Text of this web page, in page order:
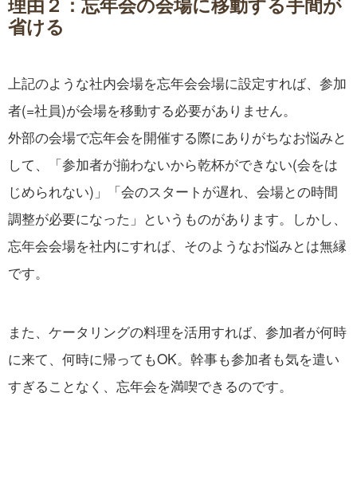
省ける
上記のような社内会場を忘年会会場に設定すれば、参加
者(=社員)が会場を移動する必要がありません。
外部の会場で忘年会を開催する際にありがちなお悩みと
して、「参加者が揃わないから乾杯ができない(会をは
じめられない)」「会のスタートが遅れ、会場との時間
調整が必要になった」というものがあります。しかし、
忘年会会場を社内にすれば、そのようなお悩みとは無縁
です。
また、ケータリングの料理を活用すれば、参加者が何時
に来て、何時に帰ってもOK。幹事も参加者も気を遣い
すぎることなく、忘年会を満喫できるのです。